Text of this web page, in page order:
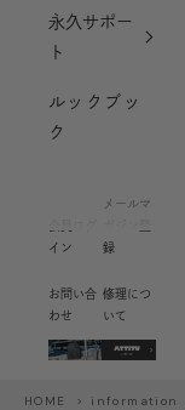
永久サポー
ト
ルックブッ
ク
イン
メールマ
録
お問い合
わせ
修理につ
いて
HOME > information